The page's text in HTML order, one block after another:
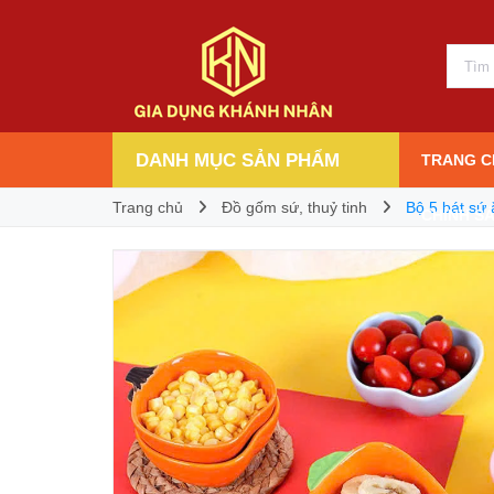
DANH MỤC SẢN PHẨM TRANG
CHÍNH
Trang chủ Đồ gốm sứ, thuỷ tinh Bộ 5 bát sứ
Giá bán: 39.000₫